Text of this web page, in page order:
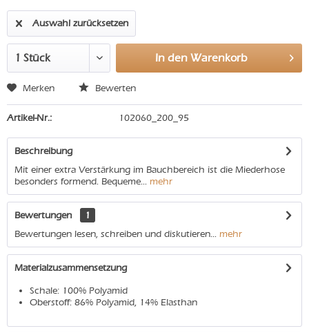
Auswahl zurücksetzen
In den Warenkorb
Merken Bewerten
Artikel-Nr.: 102060_200_95
Beschreibung
Mit einer extra Verstärkung im Bauchbereich ist die Miederhose
besonders formend. Bequeme... mehr
Bewertungen
1
Bewertungen lesen, schreiben und diskutieren... mehr
Materialzusammensetzung
Schale: 100% Polyamid
Oberstoff: 86% Polyamid, 14% Elasthan